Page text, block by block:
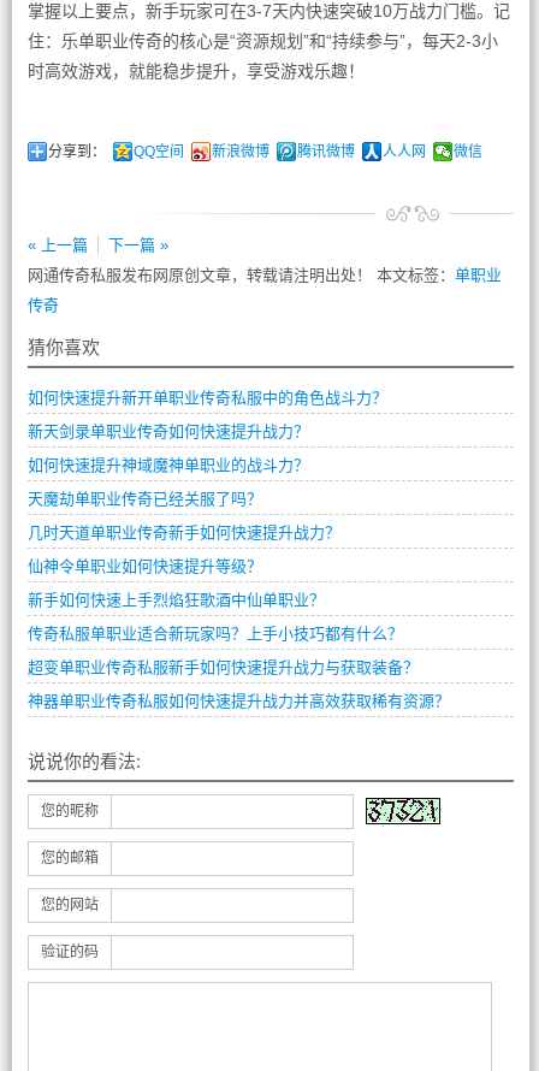
掌握以上要点，新手玩家可在3-7天内快速突破10万战力门槛。记
住：乐单职业传奇的核心是“资源规划”和“持续参与”，每天2-3小
时高效游戏，就能稳步提升，享受游戏乐趣！
分享到： QQ空间 新浪微博 腾讯微博 人人网 微信
« 上一篇
下一篇 »
网通传奇私服发布网原创文章，转载请注明出处！ 本文标签： 单职业
传奇
猜你喜欢
如何快速提升新开单职业传奇私服中的角色战斗力？
新天剑录单职业传奇如何快速提升战力？
如何快速提升神域魔神单职业的战斗力？
天魔劫单职业传奇已经关服了吗？
几时天道单职业传奇新手如何快速提升战力？
仙神令单职业如何快速提升等级？
新手如何快速上手烈焰狂歌酒中仙单职业？
传奇私服单职业适合新玩家吗？上手小技巧都有什么？
超变单职业传奇私服新手如何快速提升战力与获取装备？
神器单职业传奇私服如何快速提升战力并高效获取稀有资源？
说说你的看法:
您的昵称
您的邮箱
您的网站
验证的码